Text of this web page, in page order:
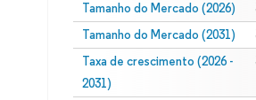
Tamanho do Mercado (2026)
Tamanho do Mercado (2031)
Taxa de crescimento (2026 -
2031)
reuso requer atribuição conforme CC BY 4.0.